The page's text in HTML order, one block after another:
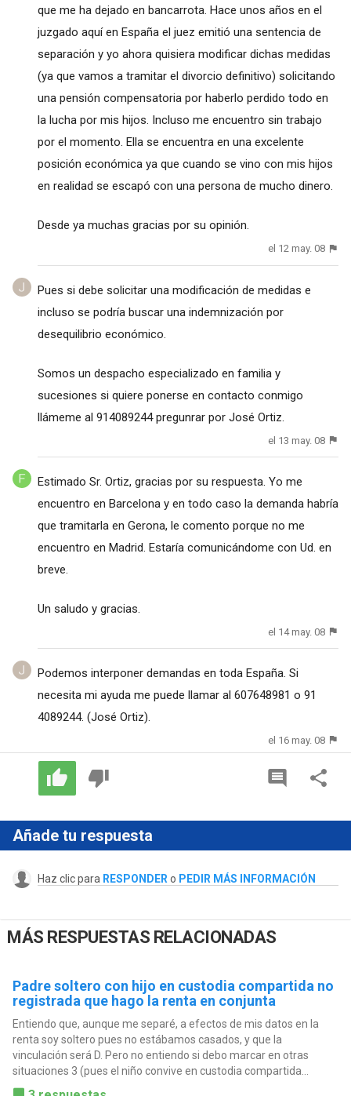
que me ha dejado en bancarrota. Hace unos años en el
juzgado aquí en España el juez emitió una sentencia de
separación y yo ahora quisiera modificar dichas medidas
(ya que vamos a tramitar el divorcio definitivo) solicitando
una pensión compensatoria por haberlo perdido todo en
la lucha por mis hijos. Incluso me encuentro sin trabajo
por el momento. Ella se encuentra en una excelente
posición económica ya que cuando se vino con mis hijos
en realidad se escapó con una persona de mucho dinero.
Desde ya muchas gracias por su opinión.
el 12 may. 08
Pues si debe solicitar una modificación de medidas e
incluso se podría buscar una indemnización por
desequilibrio económico.
Somos un despacho especializado en familia y
sucesiones si quiere ponerse en contacto conmigo
llámeme al 914089244 pregunrar por José Ortiz.
el 13 may. 08
Estimado Sr. Ortiz, gracias por su respuesta. Yo me
encuentro en Barcelona y en todo caso la demanda habría
que tramitarla en Gerona, le comento porque no me
encuentro en Madrid. Estaría comunicándome con Ud. en
breve.
Un saludo y gracias.
el 14 may. 08
Podemos interponer demandas en toda España. Si
necesita mi ayuda me puede llamar al 607648981 o 91
4089244. (José Ortiz).
el 16 may. 08
Añade tu respuesta
Haz clic para RESPONDER o PEDIR MÁS INFORMACIÓN
MÁS RESPUESTAS RELACIONADAS
Padre soltero con hijo en custodia compartida no
registrada que hago la renta en conjunta
Entiendo que, aunque me separé, a efectos de mis datos en la
renta soy soltero pues no estábamos casados, y que la
vinculación será D. Pero no entiendo si debo marcar en otras
situaciones 3 (pues el niño convive en custodia compartida...